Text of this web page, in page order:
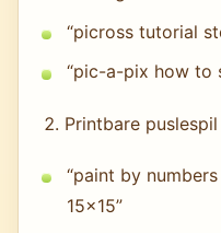
“picross tutorial
“pic-a-pix how to
Printbare puslespil
“paint by
15x15”